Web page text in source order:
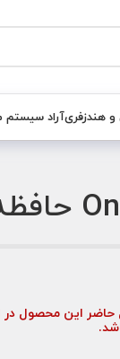
هندزفریآراد
حاضر این محصول